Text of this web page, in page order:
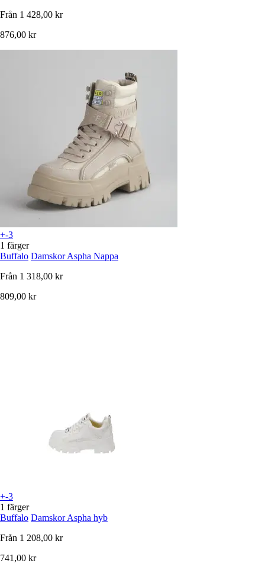
Från 1 428,00 kr
876,00 kr
+-3
1 färger
Buffalo Damskor Aspha Nappa
Från 1 318,00 kr
809,00 kr
+-3
1 färger
Buffalo Damskor Aspha hyb
Från 1 208,00 kr
741,00 kr